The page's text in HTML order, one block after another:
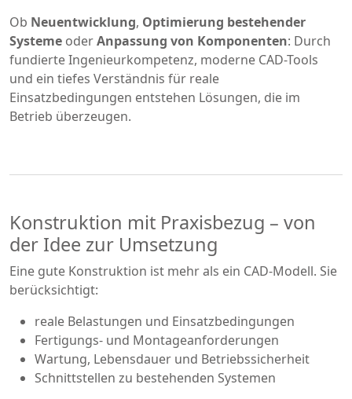
Ob Neuentwicklung, Optimierung bestehender
Systeme oderAnpassung von Komponenten: Durch
fundierte Ingenieurkompetenz, moderne CAD-Tools
und ein tiefes Verständnis für reale
Einsatzbedingungen entstehen Lösungen, die im
Betrieb überzeugen.
Konstruktion mit Praxisbezug – von
der Idee zur Umsetzung
Eine gute Konstruktion ist mehr als ein CAD-Modell. Sie
berücksichtigt:
reale Belastungen und Einsatzbedingungen
Fertigungs- und Montageanforderungen
Wartung, Lebensdauer und Betriebssicherheit
Schnittstellen zu bestehenden Systemen